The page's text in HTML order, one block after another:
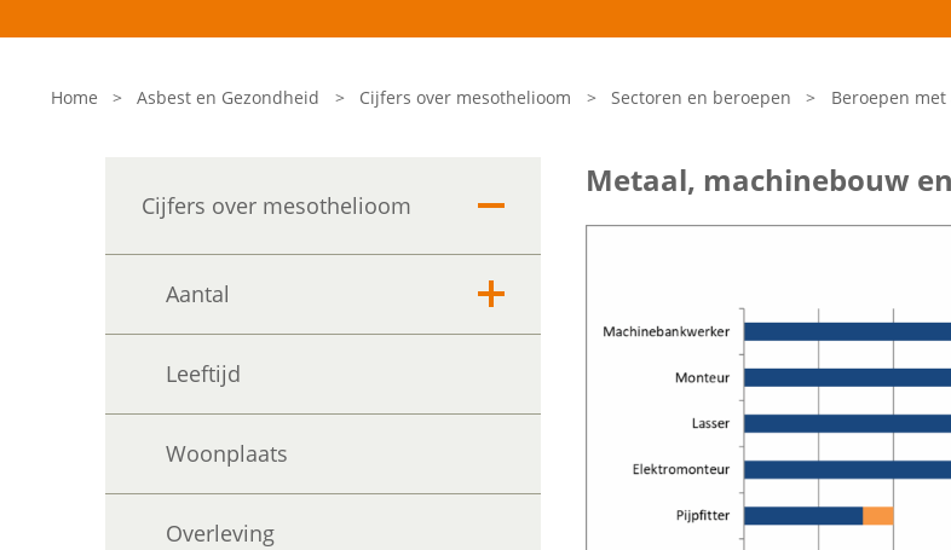
Home > Asbest en Gezondheid > Cijfers over mesothelioom > Sectoren en beroepen > Beroepen
Cijfers over mesothelioom Uitvouwen
Aantal Uitvouwen
Internationale vergelijking
Vergelijking sterfte en
Leeftijd
Woonplaats
Overleving
Metaal, machinebouw